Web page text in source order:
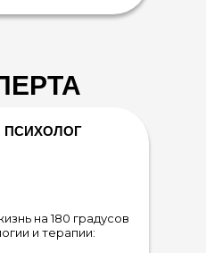
ПСИХОЛОГ
на 180 градусов
и терапии: